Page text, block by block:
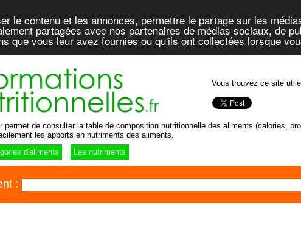
le contenu et les annonces, permettre le partage sur les
partagées avec nos partenaires de médias sociaux, de
que vous leur avez fournies ou qu'ils ont collectées lorsque
Vous trouvez ce site
permet de consulter la table de composition nutritionnelle des aliments (calories,
les apports en nutriments des aliments.
d'aliments Les nutriments
: